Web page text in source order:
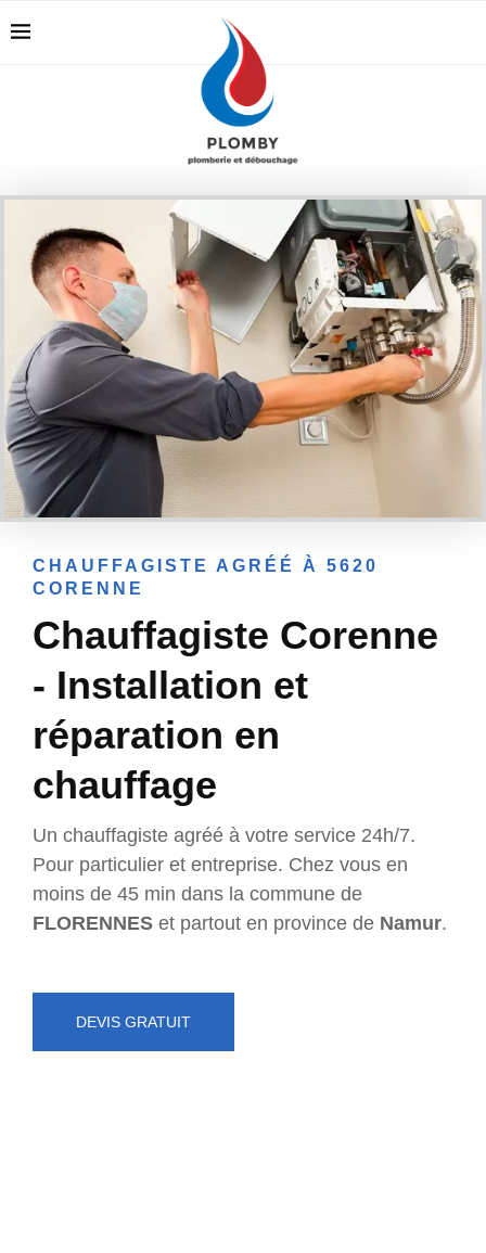
CHAUFFAGISTE AGRÉÉ À 5620
CORENNE
Chauffagiste Corenne
- Installation et
réparation en
chauffage
Un chauffagiste agréé à votre service 24h/7.
Pour particulier et entreprise. Chez vous en
moins de 45 min dans la commune de
FLORENNES et partout en province de Namur.
DEVIS GRATUIT